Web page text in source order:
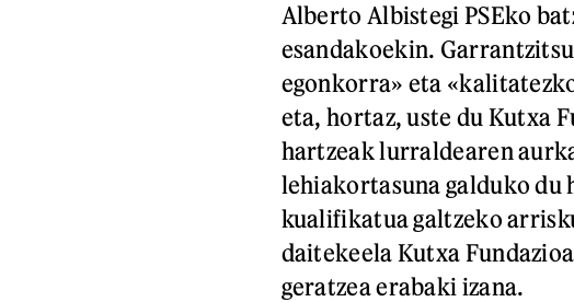
Alberto Albistegi PSEko
esandakoekin.
egonkorra» eta
eta, hortaz, uste du Kutxa
hartzeak lurraldearen
lehiakortasuna galduko du
kualifikatua galtzeko
daitekeela Kutxa
geratzea erabaki izana.